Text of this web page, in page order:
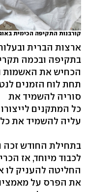
קורבנות התקיפה הכימית
ארצות הברית
בתקיפה ובכמה
הכחיש את האשמות
תחת לוח הזמנים
סוריה להשמיד את
עליה להשמיד את
בתחילת החודש זכה
לכבוד מיוחד, אז
החליטה להעניק לו
את הפרס על